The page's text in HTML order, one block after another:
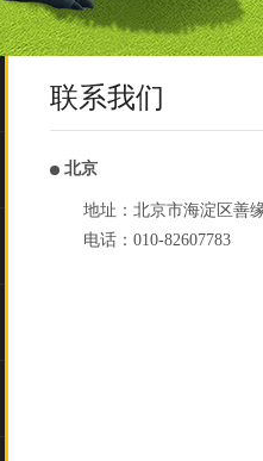
联系我们
北京
地址：北京市海淀区善
电话：010-82607783